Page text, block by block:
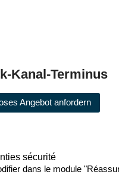
Kanal-Terminus
Angebot anfordern
sécurité
dans le module